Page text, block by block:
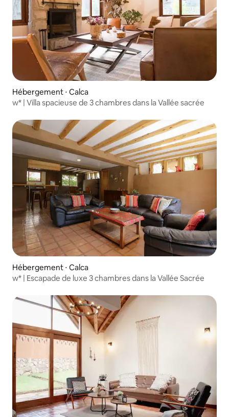
Hébergement ⋅ Calca
w* | Villa spacieuse de 3 chambres dans la Vallée sacrée
Hébergement ⋅ Calca
w* | Escapade de luxe 3 chambres dans la Vallée Sacrée